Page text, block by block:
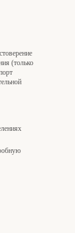
(только